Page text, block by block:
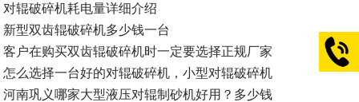
对辊破碎机耗电量详细介绍
新型双齿辊破碎机多少钱一台
客户在购买双齿辊破碎机时一定要选择正规厂家
怎么选择一台好的对辊破碎机，小型对辊破碎机
河南巩义哪家大型液压对辊制砂机好用？多少钱